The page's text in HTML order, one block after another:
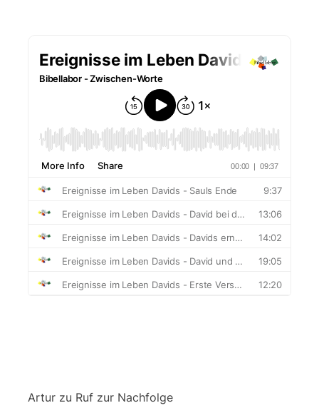
Artur zu Ruf zur Nachfolge